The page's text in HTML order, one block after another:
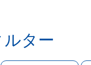
ター